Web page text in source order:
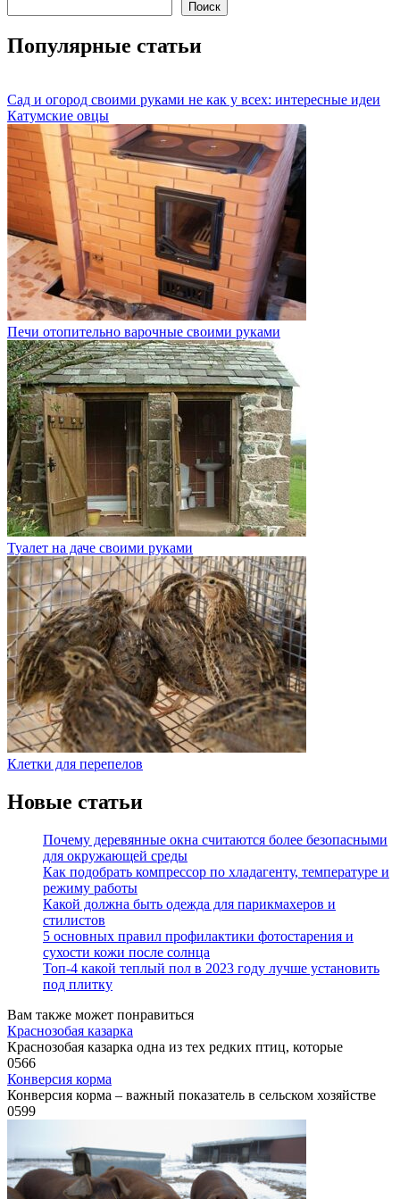
Поиск
Популярные статьи
Сад и огород своими руками не как у всех: интересные идеи
Катумские овцы
Печи отопительно варочные своими руками
Туалет на даче своими руками
Клетки для перепелов
Новые статьи
Почему деревянные окна считаются более безопасными
для окружающей среды
Как подобрать компрессор по хладагенту, температуре и
режиму работы
Какой должна быть одежда для парикмахеров и
стилистов
5 основных правил профилактики фотостарения и
сухости кожи после солнца
Топ-4 какой теплый пол в 2023 году лучше установить
под плитку
Вам также может понравиться
Краснозобая казарка
Краснозобая казарка одна из тех редких птиц, которые
0566
Конверсия корма
Конверсия корма – важный показатель в сельском хозяйстве
0599